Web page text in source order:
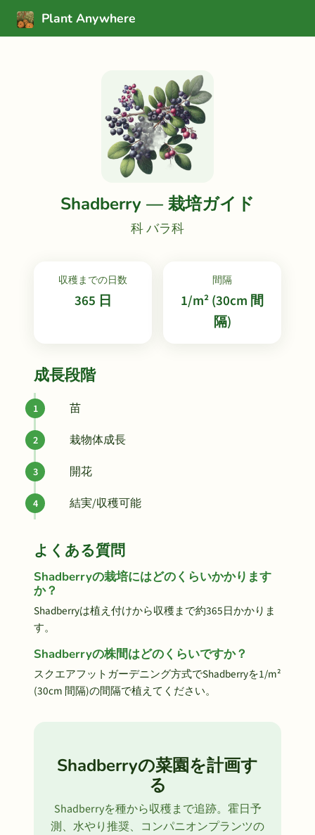
Plant Anywhere
Shadberry — 栽培ガイド
科 バラ科
収穫までの日数
365 日
間隔
1/m² (30cm 間
隔)
成長段階
苗
栽物体成長
開花
結実/収穫可能
よくある質問
Shadberryの栽培にはどのくらいかかります
か？
Shadberryは植え付けから収穫まで約365日かかりま
す。
Shadberryの株間はどのくらいですか？
スクエアフットガーデニング方式でShadberryを1/m²
(30cm 間隔)の間隔で植えてください。
Shadberryの菜園を計画す
る
Shadberryを種から収穫まで追跡。霍日予
測、水やり推奨、コンパニオンプランツの